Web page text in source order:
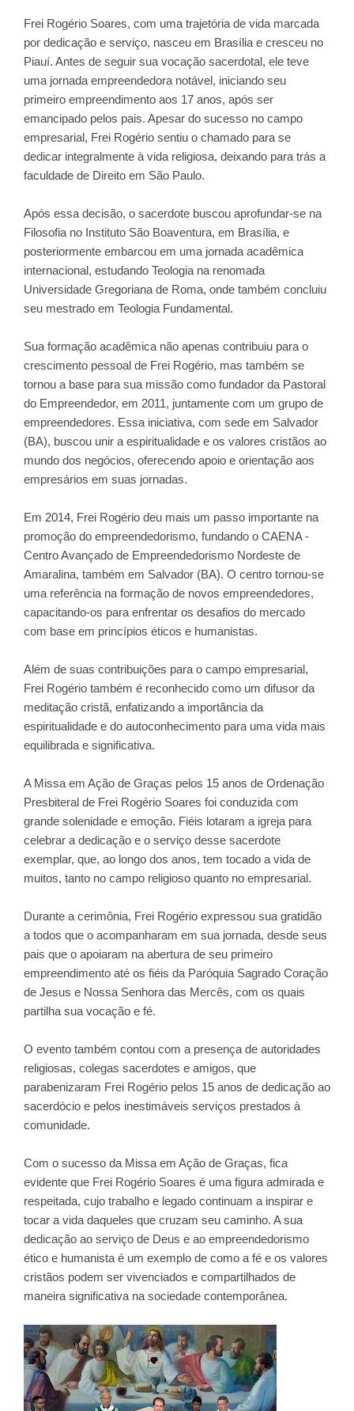
Frei Rogério Soares, com uma trajetória de vida marcada
por dedicação e serviço, nasceu em Brasília e cresceu no
Piauí. Antes de seguir sua vocação sacerdotal, ele teve
uma jornada empreendedora notável, iniciando seu
primeiro empreendimento aos 17 anos, após ser
emancipado pelos pais. Apesar do sucesso no campo
empresarial, Frei Rogério sentiu o chamado para se
dedicar integralmente à vida religiosa, deixando para trás a
faculdade de Direito em São Paulo.
Após essa decisão, o sacerdote buscou aprofundar-se na
Filosofia no Instituto São Boaventura, em Brasília, e
posteriormente embarcou em uma jornada acadêmica
internacional, estudando Teologia na renomada
Universidade Gregoriana de Roma, onde também concluiu
seu mestrado em Teologia Fundamental.
Sua formação acadêmica não apenas contribuiu para o
crescimento pessoal de Frei Rogério, mas também se
tornou a base para sua missão como fundador da Pastoral
do Empreendedor, em 2011, juntamente com um grupo de
empreendedores. Essa iniciativa, com sede em Salvador
(BA), buscou unir a espiritualidade e os valores cristãos ao
mundo dos negócios, oferecendo apoio e orientação aos
empresários em suas jornadas.
Em 2014, Frei Rogério deu mais um passo importante na
promoção do empreendedorismo, fundando o CAENA -
Centro Avançado de Empreendedorismo Nordeste de
Amaralina, também em Salvador (BA). O centro tornou-se
uma referência na formação de novos empreendedores,
capacitando-os para enfrentar os desafios do mercado
com base em princípios éticos e humanistas.
Além de suas contribuições para o campo empresarial,
Frei Rogério também é reconhecido como um difusor da
meditação cristã, enfatizando a importância da
espiritualidade e do autoconhecimento para uma vida mais
equilibrada e significativa.
A Missa em Ação de Graças pelos 15 anos de Ordenação
Presbiteral de Frei Rogério Soares foi conduzida com
grande solenidade e emoção. Fiéis lotaram a igreja para
celebrar a dedicação e o serviço desse sacerdote
exemplar, que, ao longo dos anos, tem tocado a vida de
muitos, tanto no campo religioso quanto no empresarial.
Durante a cerimônia, Frei Rogério expressou sua gratidão
a todos que o acompanharam em sua jornada, desde seus
pais que o apoiaram na abertura de seu primeiro
empreendimento até os fiéis da Paróquia Sagrado Coração
de Jesus e Nossa Senhora das Mercês, com os quais
partilha sua vocação e fé.
O evento também contou com a presença de autoridades
religiosas, colegas sacerdotes e amigos, que
parabenizaram Frei Rogério pelos 15 anos de dedicação ao
sacerdócio e pelos inestimáveis serviços prestados à
comunidade.
Com o sucesso da Missa em Ação de Graças, fica
evidente que Frei Rogério Soares é uma figura admirada e
respeitada, cujo trabalho e legado continuam a inspirar e
tocar a vida daqueles que cruzam seu caminho. A sua
dedicação ao serviço de Deus e ao empreendedorismo
ético e humanista é um exemplo de como a fé e os valores
cristãos podem ser vivenciados e compartilhados de
maneira significativa na sociedade contemporânea.